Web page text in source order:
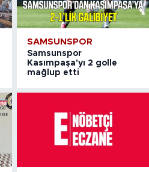
SAMSUNSPOR
Samsunspor
Kasımpaşa'yı 2 golle
mağlup etti